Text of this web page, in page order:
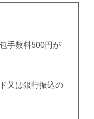
手数料500円が
又は銀行振込の